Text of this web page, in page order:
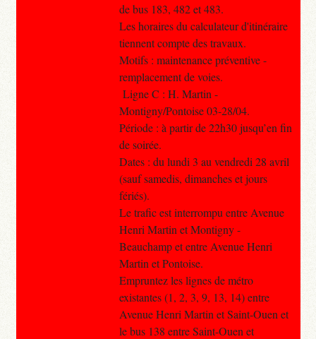
de bus 183, 482 et 483.
Les horaires du calculateur d'itinéraire
tiennent compte des travaux.
Motifs : maintenance préventive -
remplacement de voies.
Ligne C : H. Martin -
Montigny/Pontoise 03-28/04.
Période : à partir de 22h30 jusqu’en fin
de soirée.
Dates : du lundi 3 au vendredi 28 avril
(sauf samedis, dimanches et jours
fériés).
Le trafic est interrompu entre Avenue
Henri Martin et Montigny -
Beauchamp et entre Avenue Henri
Martin et Pontoise.
Empruntez les lignes de métro
existantes (1, 2, 3, 9, 13, 14) entre
Avenue Henri Martin et Saint-Ouen et
le bus 138 entre Saint-Ouen et